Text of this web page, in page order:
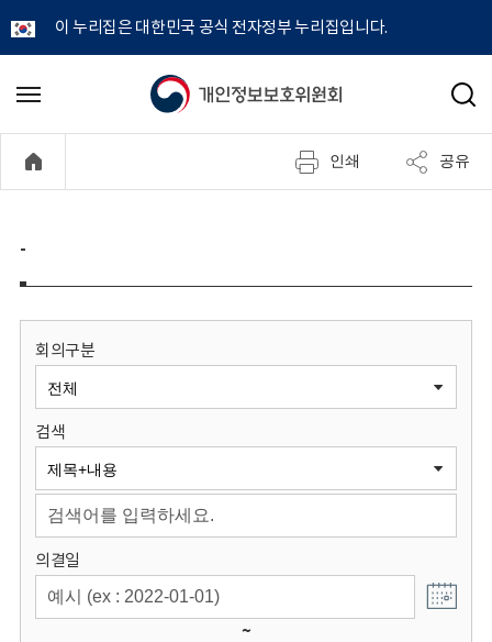
이 누리집은 대한민국 공식 전자정부 누리집입니다.
개
정
보
원
회
메
기
검
인쇄 공유
-
회의구분
검색
의결일
~